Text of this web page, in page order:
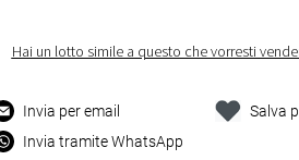
Hai un lotto simile a questo che vorresti
Invia per email
Invia tramite WhatsApp
Salva